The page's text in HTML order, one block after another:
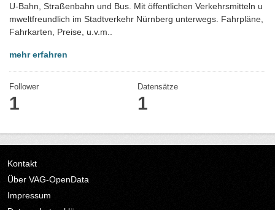
U-Bahn, Straßenbahn und Bus. Mit öffentlichen Verkehrsmitteln u
mweltfreundlich im Stadtverkehr Nürnberg unterwegs. Fahrpläne,
Fahrkarten, Preise, u.v.m..
mehr erfahren
Follower
1
Datensätze
1
Kontakt
Über VAG-OpenData
Impressum